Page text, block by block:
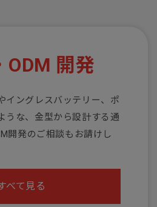
ODM 開発
イングレスバッテリー、ポ
うな、金型から設計する通
開発のご相談もお請けし
べて見る